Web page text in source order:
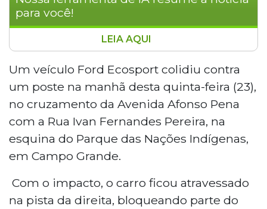
para você!
Um Ford Ecosport colidiu contra um
poste na manhã desta quinta-feira (23)
no cruzamento da Avenida Afonso Pena
com a Rua Ivan Fernandes Pereira,
próximo ao Parque das Nações Indígenas,
em Campo Grande. O veículo ficou
atravessado na pista, causando lentidão
no sentido Centro. Equipes policiais foram
alternativas como a Avenida Ricardo
Brandão.
LEIA AQUI
Um veículo Ford Ecosport colidiu contra
um poste na manhã desta quinta-feira (23),
no cruzamento da Avenida Afonso Pena
com a Rua Ivan Fernandes Pereira, na
esquina do Parque das Nações Indígenas,
em Campo Grande.
Com o impacto, o carro ficou atravessado
na pista da direita, bloqueando parte do